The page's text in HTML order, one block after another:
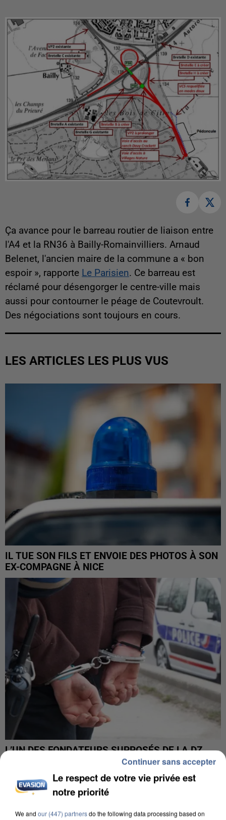
Ça avance pour le barreau routier de liaison entre
l'A4 et la RN36 à Bailly-Romainvilliers. Arnaud
Belenet, l'ancien maire de la commune a « bon
espoir », rapporte Le Parisien. Ce barreau est
réclamé pour désengorger le centre-ville mais
aussi pour contourner le péage de Coutevroult.
Des négociations sont toujours en cours.
LES ARTICLES LES PLUS VUS
IL TUE SON FILS ET ENVOIE DES PHOTOS À SON
EX-COMPAGNE À NICE
L’UN DES FONDATEURS SUPPOSÉS DE LA DZ
MAFIA INTERPELLÉ EN ALGÉRIE
Le respect de votre vie privée est
notre priorité
We and our (447) partnersdo the following data processing based on
Continuer sans accepter